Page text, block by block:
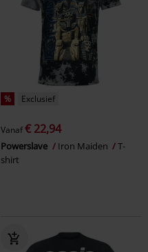
% Exclusief
Vanaf€ 22,94
Powerslave Iron Maiden
T-
shirt